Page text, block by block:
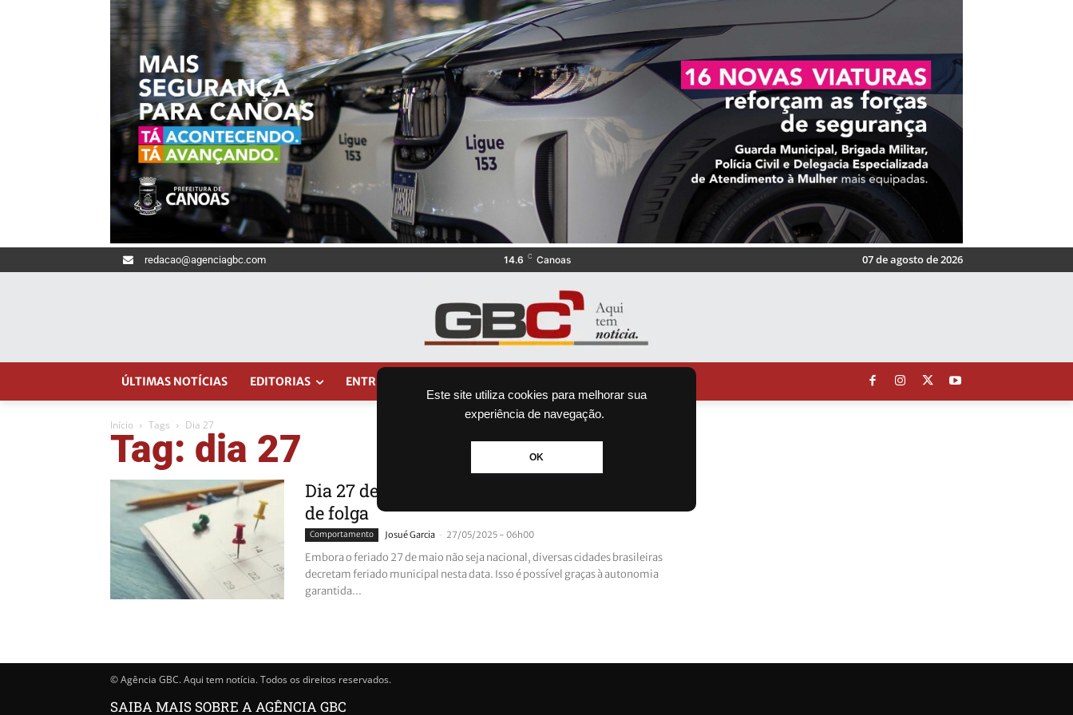
Este site utiliza cookies para melhorar sua
experiência de navegação.
OK
redacao@agenciagbc.com 14.6 C Canoas 07 de agosto de 2026
ÚLTIMAS NOTÍCIAS EDITORIAS ENTRETENIMENTO
Início Tags Dia 27
Tag: dia 27
Dia 27 de maio é feriado? Saiba se é seu dia
de folga
Comportamento Josué Garcia - 27/05/2025 - 06h00
Embora o feriado 27 de maio não seja nacional, diversas cidades brasileiras
decretam feriado municipal nesta data. Isso é possível graças à autonomia
garantida...
© Agência GBC. Aqui tem notícia. Todos os direitos reservados.
SAIBA MAIS SOBRE A AGÊNCIA GBC